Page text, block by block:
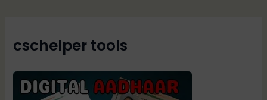
cschelper tools